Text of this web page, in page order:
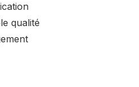
qualité